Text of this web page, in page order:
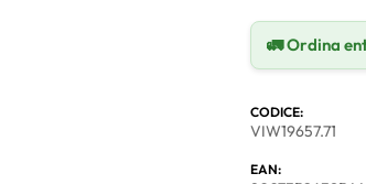
🚛 Ordina
CODICE:
VIW19657.71
EAN: